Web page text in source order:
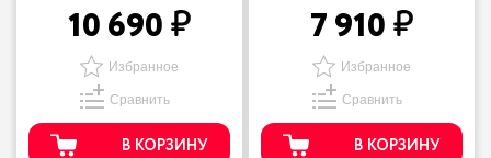
10 690
Избранное
Сравнить
В КОРЗИНУ
7 910
Избранное
Сравнить
В КОРЗИНУ